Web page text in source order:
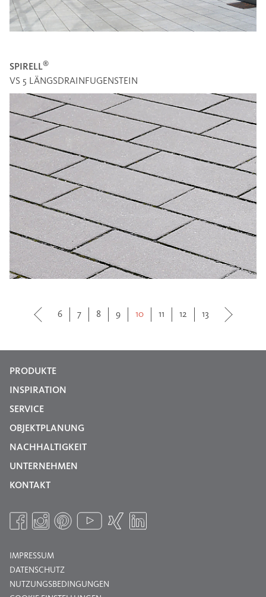
SPIRELL®
VS 5 LÄNGSDRAINFUGENSTEIN
6 7 8 9 10 11 12 13
PRODUKTE
INSPIRATION
SERVICE
OBJEKTPLANUNG
NACHHALTIGKEIT
UNTERNEHMEN
KONTAKT
IMPRESSUM
DATENSCHUTZ
NUTZUNGSBEDINGUNGEN